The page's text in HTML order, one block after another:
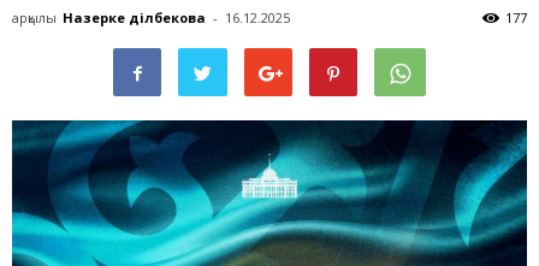
арқылы Назерке Әділбекова - 16.12.2025 177